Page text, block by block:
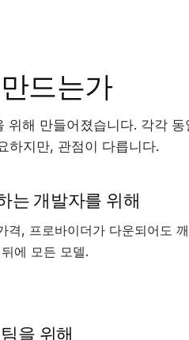
드는가
위해 만들어졌습니다. 각각
하지만, 관점이 다릅니다.
는 개발자를 위해
격, 프로바이더가 다운되어도
에 모든 모델.
을 위해